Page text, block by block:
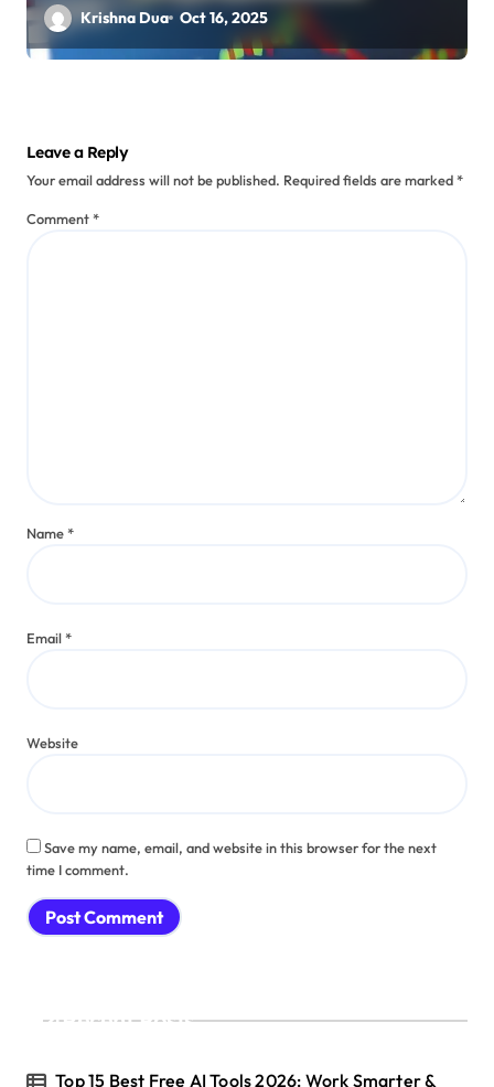
Krishna Dua Oct 16, 2025
Leave a Reply
Your email address will not be published. Required fields are marked*
Comment*
Name*
Email*
Website
Save my name, email, and website in this browser for the next
time I comment.
Recent Posts
Top 15 Best Free AI Tools 2026: Work Smarter &